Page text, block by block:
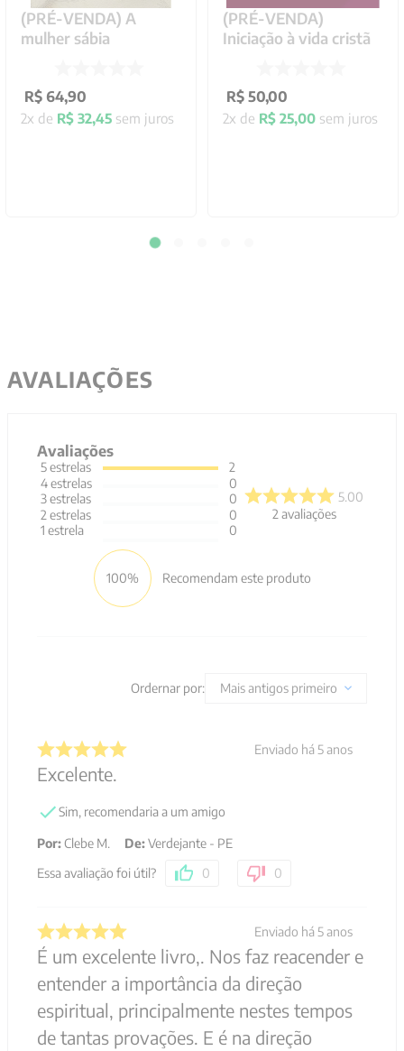
(PRÉ-VENDA) A
mulher sábia
R$ 64,90
2x de R$ 32,45 sem juros
(PRÉ-VENDA)
Iniciação à vida cristã
R$ 50,00
2x de R$ 25,00 sem juros
AVALIAÇÕES
Avaliações
5estrelas
4estrelas
3estrelas
2 estrelas
1 estrela
2
0
0
0
0
5.00
2 avaliações
100% Recomendam este produto
Ordernar por: Mais antigos primeiro
Enviado há 5 anos
Excelente.
Sim, recomendaria a um amigo
Por:Clebe M. De:Verdejante - PE
Essa avaliação foi útil?
0 0
Enviado há 5 anos
É um excelente livro,. Nos faz reacender e
entender a importância da direção
espiritual, principalmente nestes tempos
de tantas provações. E é na direção